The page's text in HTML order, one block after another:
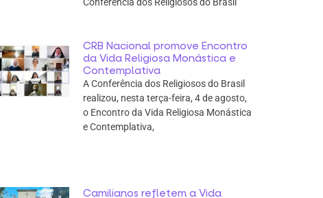
CRB Nacional promove Encontro
da Vida Religiosa Monástica e
Contemplativa
A Conferência dos Religiosos do Brasil
realizou, nesta terça-feira, 4 de agosto,
o Encontro da Vida Religiosa Monástica
e Contemplativa,
Camilianos refletem a Vida